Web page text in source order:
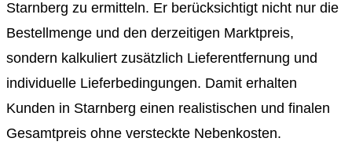
Starnberg zu ermitteln. Er berücksichtigt nicht nur die
Bestellmenge und den derzeitigen Marktpreis,
sondern kalkuliert zusätzlich Lieferentfernung und
individuelle Lieferbedingungen. Damit erhalten
Kunden in Starnberg einen realistischen und finalen
Gesamtpreis ohne versteckte Nebenkosten.